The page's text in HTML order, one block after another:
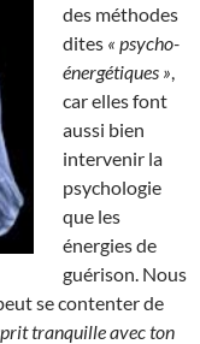
des méthodes
dites « psycho-
énergétiques »
car elles font
aussi bien
intervenir la
psychologie
que les
énergies de
guérison. Nous
se contenter de
tranquille avec ton